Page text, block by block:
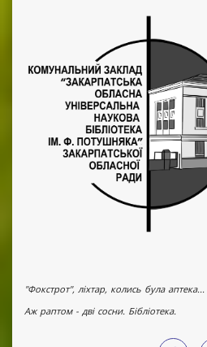
"Фокстрот", ліхтар, колись була аптека...
Аж раптом - дві сосни. Бібліотека.